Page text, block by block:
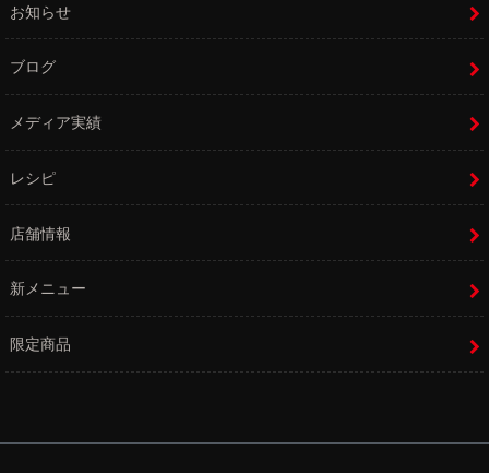
お知らせ
ブログ
メディア実績
レシピ
店舗情報
新メニュー
限定商品